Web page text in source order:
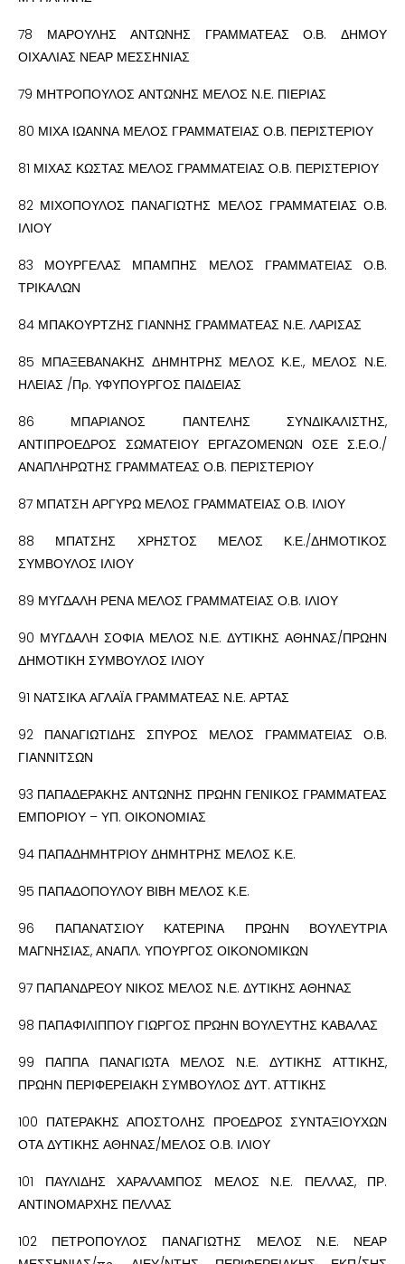
78 ΜΑΡΟΥΛΗΣ ΑΝΤΩΝΗΣ ΓΡΑΜΜΑΤΕΑΣ Ο.Β. ΔΗΜΟΥ
ΟΙΧΑΛΙΑΣ ΝΕΑΡ ΜΕΣΣΗΝΙΑΣ
79 ΜΗΤΡΟΠΟΥΛΟΣ ΑΝΤΩΝΗΣ ΜΕΛΟΣ Ν.Ε. ΠΙΕΡΙΑΣ
80 ΜΙΧΑ ΙΩΑΝΝΑ ΜΕΛΟΣ ΓΡΑΜΜΑΤΕΙΑΣ Ο.Β. ΠΕΡΙΣΤΕΡΙΟΥ
81 ΜΙΧΑΣ ΚΩΣΤΑΣ ΜΕΛΟΣ ΓΡΑΜΜΑΤΕΙΑΣ Ο.Β. ΠΕΡΙΣΤΕΡΙΟΥ
82 ΜΙΧΟΠΟΥΛΟΣ ΠΑΝΑΓΙΩΤΗΣ ΜΕΛΟΣ ΓΡΑΜΜΑΤΕΙΑΣ Ο.Β.
ΙΛΙΟΥ
83 ΜΟΥΡΓΕΛΑΣ ΜΠΑΜΠΗΣ ΜΕΛΟΣ ΓΡΑΜΜΑΤΕΙΑΣ Ο.Β.
ΤΡΙΚΑΛΩΝ
84 ΜΠΑΚΟΥΡΤΖΗΣ ΓΙΑΝΝΗΣ ΓΡΑΜΜΑΤΕΑΣ Ν.Ε. ΛΑΡΙΣΑΣ
85 ΜΠΑΞΕΒΑΝΑΚΗΣ ΔΗΜΗΤΡΗΣ ΜΕΛΟΣ Κ.Ε., ΜΕΛΟΣ Ν.Ε.
ΗΛΕΙΑΣ /Πρ. ΥΦΥΠΟΥΡΓΟΣ ΠΑΙΔΕΙΑΣ
86 ΜΠΑΡΙΑΝΟΣ ΠΑΝΤΕΛΗΣ ΣΥΝΔΙΚΑΛΙΣΤΗΣ,
ΑΝΤΙΠΡΟΕΔΡΟΣ ΣΩΜΑΤΕΙΟΥ ΕΡΓΑΖΟΜΕΝΩΝ ΟΣΕ Σ.Ε.Ο./
ΑΝΑΠΛΗΡΩΤΗΣ ΓΡΑΜΜΑΤΕΑΣ Ο.Β. ΠΕΡΙΣΤΕΡΙΟΥ
87 ΜΠΑΤΣΗ ΑΡΓΥΡΩ ΜΕΛΟΣ ΓΡΑΜΜΑΤΕΙΑΣ Ο.Β. ΙΛΙΟΥ
88 ΜΠΑΤΣΗΣ ΧΡΗΣΤΟΣ ΜΕΛΟΣ Κ.Ε./ΔΗΜΟΤΙΚΟΣ
ΣΥΜΒΟΥΛΟΣ ΙΛΙΟΥ
89 ΜΥΓΔΑΛΗ ΡΕΝΑ ΜΕΛΟΣ ΓΡΑΜΜΑΤΕΙΑΣ Ο.Β. ΙΛΙΟΥ
90 ΜΥΓΔΑΛΗ ΣΟΦΙΑ ΜΕΛΟΣ Ν.Ε. ΔΥΤΙΚΗΣ ΑΘΗΝΑΣ/ΠΡΩΗΝ
ΔΗΜΟΤΙΚΗ ΣΥΜΒΟΥΛΟΣ ΙΛΙΟΥ
91 ΝΑΤΣΙΚΑ ΑΓΛΑΪΑ ΓΡΑΜΜΑΤΕΑΣ Ν.Ε. ΑΡΤΑΣ
92 ΠΑΝΑΓΙΩΤΙΔΗΣ ΣΠΥΡΟΣ ΜΕΛΟΣ ΓΡΑΜΜΑΤΕΙΑΣ Ο.Β.
ΓΙΑΝΝΙΤΣΩΝ
93 ΠΑΠΑΔΕΡΑΚΗΣ ΑΝΤΩΝΗΣ ΠΡΩΗΝ ΓΕΝΙΚΟΣ ΓΡΑΜΜΑΤΕΑΣ
ΕΜΠΟΡΙΟΥ – ΥΠ. ΟΙΚΟΝΟΜΙΑΣ
94 ΠΑΠΑΔΗΜΗΤΡΙΟΥ ΔΗΜΗΤΡΗΣ ΜΕΛΟΣ Κ.Ε.
95 ΠΑΠΑΔΟΠΟΥΛΟΥ ΒΙΒΗ ΜΕΛΟΣ Κ.Ε.
96 ΠΑΠΑΝΑΤΣΙΟΥ ΚΑΤΕΡΙΝΑ ΠΡΩΗΝ ΒΟΥΛΕΥΤΡΙΑ
ΜΑΓΝΗΣΙΑΣ, ΑΝΑΠΛ. ΥΠΟΥΡΓΟΣ ΟΙΚΟΝΟΜΙΚΩΝ
97 ΠΑΠΑΝΔΡΕΟΥ ΝΙΚΟΣ ΜΕΛΟΣ Ν.Ε. ΔΥΤΙΚΗΣ ΑΘΗΝΑΣ
98 ΠΑΠΑΦΙΛΙΠΠΟΥ ΓΙΩΡΓΟΣ ΠΡΩΗΝ ΒΟΥΛΕΥΤΗΣ ΚΑΒΑΛΑΣ
99 ΠΑΠΠΑ ΠΑΝΑΓΙΩΤΑ ΜΕΛΟΣ Ν.Ε. ΔΥΤΙΚΗΣ ΑΤΤΙΚΗΣ,
ΠΡΩΗΝ ΠΕΡΙΦΕΡΕΙΑΚΗ ΣΥΜΒΟΥΛΟΣ ΔΥΤ. ΑΤΤΙΚΗΣ
100 ΠΑΤΕΡΑΚΗΣ ΑΠΟΣΤΟΛΗΣ ΠΡΟΕΔΡΟΣ ΣΥΝΤΑΞΙΟΥΧΩΝ
ΟΤΑ ΔΥΤΙΚΗΣ ΑΘΗΝΑΣ/ΜΕΛΟΣ Ο.Β. ΙΛΙΟΥ
101 ΠΑΥΛΙΔΗΣ ΧΑΡΑΛΑΜΠΟΣ ΜΕΛΟΣ Ν.Ε. ΠΕΛΛΑΣ, ΠΡ.
ΑΝΤΙΝΟΜΑΡΧΗΣ ΠΕΛΛΑΣ
102 ΠΕΤΡΟΠΟΥΛΟΣ ΠΑΝΑΓΙΩΤΗΣ ΜΕΛΟΣ Ν.Ε. ΝΕΑΡ